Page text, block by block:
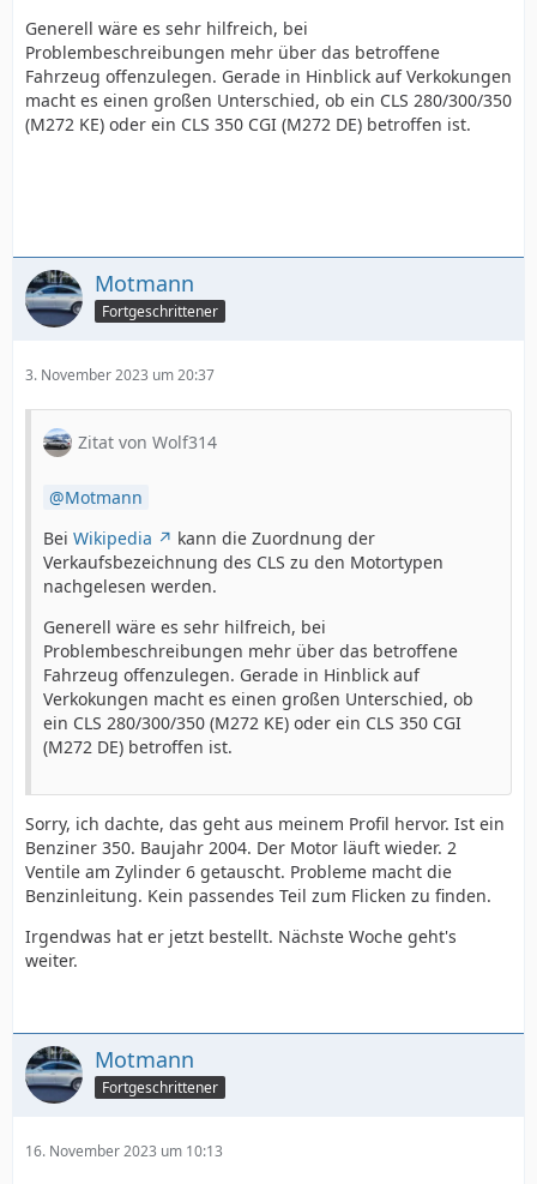
Generell wäre es sehr hilfreich, bei
Problembeschreibungen mehr über das betroffene
Fahrzeug offenzulegen. Gerade in Hinblick auf Verkokungen
macht es einen großen Unterschied, ob ein CLS 280/300/350
(M272 KE) oder ein CLS 350 CGI (M272 DE) betroffen ist.
Motmann
Fortgeschrittener
3. November 2023 um 20:37
Zitat von Wolf314
Motmann
Bei Wikipedia
kann die Zuordnung der
Verkaufsbezeichnung des CLS zu den Motortypen
nachgelesen werden.
Generell wäre es sehr hilfreich, bei
Problembeschreibungen mehr über das betroffene
Fahrzeug offenzulegen. Gerade in Hinblick auf
Verkokungen macht es einen großen Unterschied, ob
ein CLS 280/300/350 (M272 KE) oder ein CLS 350 CGI
(M272 DE) betroffen ist.
Sorry, ich dachte, das geht aus meinem Profil hervor. Ist ein
Benziner 350. Baujahr 2004. Der Motor läuft wieder. 2
Ventile am Zylinder 6 getauscht. Probleme macht die
Benzinleitung. Kein passendes Teil zum Flicken zu finden.
Irgendwas hat er jetzt bestellt. Nächste Woche geht's
weiter.
Motmann
Fortgeschrittener
16. November 2023 um 10:13